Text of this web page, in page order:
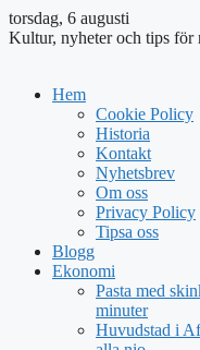
torsdag, 6 augusti
Kultur, nyheter och tips för
Hem
Cookie Policy
Historia
Kontakt
Nyhetsbrev
Om oss
Privacy Policy
Tipsa oss
Blogg
Ekonomi
Pasta med
minuter
Huvudstad i